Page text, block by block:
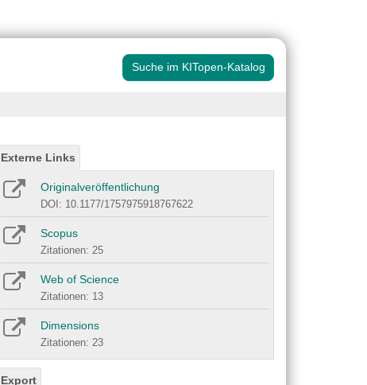
Suche im KITopen-Katalog
Externe Links
Originalveröffentlichung
DOI: 10.1177/1757975918767622
Scopus
Zitationen: 25
Web of Science
Zitationen: 13
Dimensions
Zitationen: 23
Export